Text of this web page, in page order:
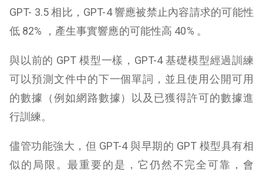
GPT- 3.5 相比，GPT-4 響應被禁止內容請求的可能性
低 82% ，產生事實響應的可能性高 40% 。
與以前的 GPT 模型一樣，GPT-4 基礎模型經過訓練
可以預測文件中的下一個單詞，並且使用公開可用
的數據（例如網路數據）以及已獲得許可的數據進
行訓練。
儘管功能強大，但 GPT-4 與早期的 GPT 模型具有相
似的局限。最重要的是，它仍然不完全可靠，會